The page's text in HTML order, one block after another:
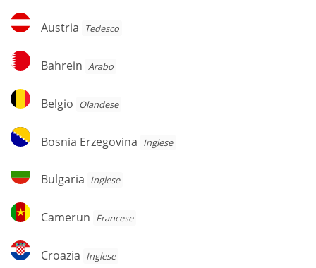
Austria
Austria Tedesco
Bahrein
Bahrein Arabo
Belgio
Belgio Olandese
Bosnia
Erzegovina
Bosnia Erzegovina Inglese
Bulgaria
Bulgaria Inglese
Camerun
Camerun Francese
Croazia
Croazia Inglese